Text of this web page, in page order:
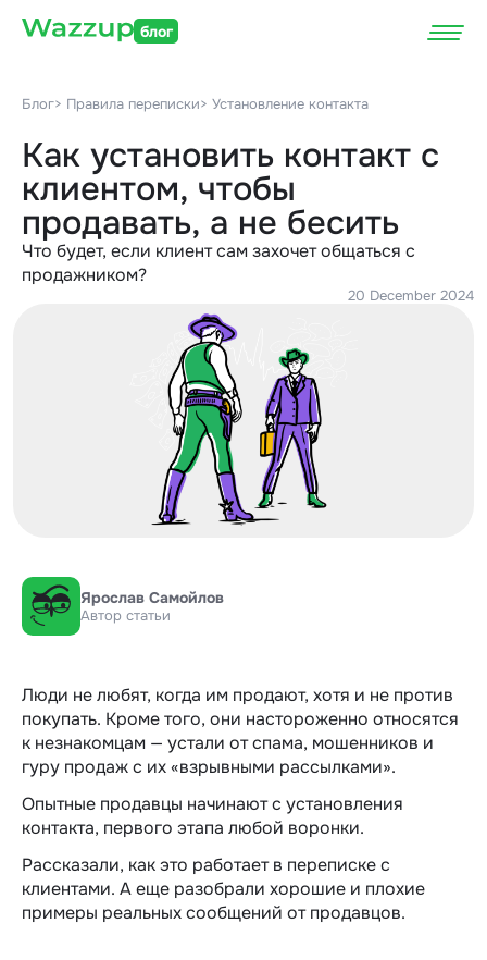
блог
Блог> Правила переписки> Установление контакта
Как установить контакт с
клиентом, чтобы
продавать, а не бесить
Что будет, если клиент сам захочет общаться с
продажником?
20 December 2024
Ярослав Самойлов
Автор статьи
Люди не любят, когда им продают, хотя и не против
покупать. Кроме того, они настороженно относятся
к незнакомцам — устали от спама, мошенников и
гуру продаж с их «взрывными рассылками‎».
Опытные продавцы начинают с установления
контакта, первого этапа любой воронки.
Рассказали, как это работает в переписке с
клиентами. А еще разобрали хорошие и плохие
примеры реальных сообщений от продавцов.